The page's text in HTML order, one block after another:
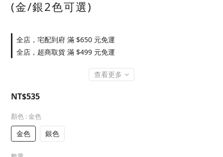
(金/銀2色可選)
全店，宅配到府 滿 $650 元免運
全店，超商取貨 滿 $499 元免運
查看更多
NT$535
顏色 : 金色
金色 銀色